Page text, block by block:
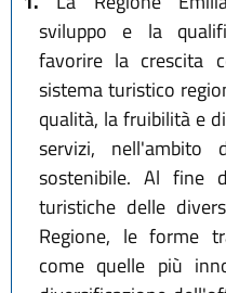
sviluppo e la
favorire la crescita
sistema turistico
qualità, la fruibilità e
servizi, nell'ambito
sostenibile. Al fine
turistiche delle
Regione, le forme
come quelle più